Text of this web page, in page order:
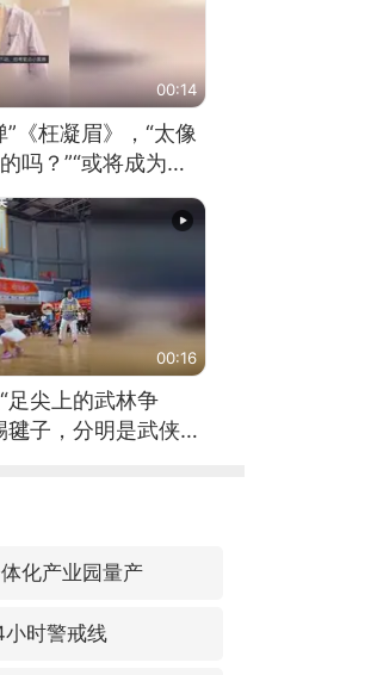
00:14
《枉凝眉》，“太像
吗？”“或将成为首
。”（来源：新华每
00:16
足尖上的武林争
子，分明是武侠片
化产业园量产
时警戒线